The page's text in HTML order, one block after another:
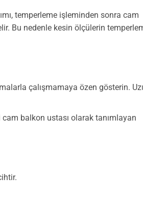
temperleme işleminden sonra cam
Bu nedenle kesin ölçülerin
çalışmamaya özen gösterin.
balkon ustası olarak tanımlayan